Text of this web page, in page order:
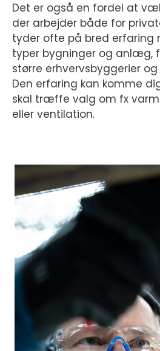
Det er også en fordel at
der arbejder både for
tyder ofte på bred erfaring
typer bygninger og anlæg,
større erhvervsbyggerier
Den erfaring kan komme
skal træffe valg om fx
eller ventilation.